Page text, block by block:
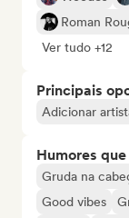
Roman
Ver tudo +12
Principais
Adicionar
Humores
Gruda na
Good vibes